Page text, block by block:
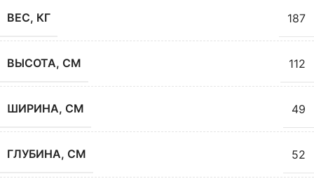
ВЕС, КГ 187
ВЫСОТА, СМ 112
ШИРИНА, СМ 49
ГЛУБИНА, СМ 52